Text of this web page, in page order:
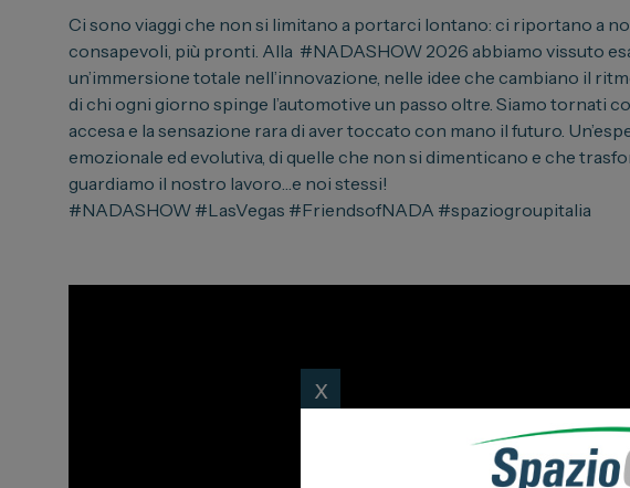
Opel
Peugeot
Citroen
Leapmotor
Toyota
Lexus
DR
Auto Usate e Km Zero
Officina
Carrozzeria
Vendi la tua auto
Convenzioni
Ci sono viaggi che non si limitano a portarci lontano: ci riportano a
consapevoli, più pronti. Alla #NADASHOW 2026 abbiamo vissuto
un’immersione totale nell’innovazione, nelle idee che cambiano il
di chi ogni giorno spinge l’automotive un passo oltre. Siamo tornati
accesa e la sensazione rara di aver toccato con mano il futuro.
emozionale ed evolutiva, di quelle che non si dimenticano e che
guardiamo il nostro lavoro…e noi stessi!
#NADASHOW #LasVegas #FriendsofNADA #spaziogroupitalia
x